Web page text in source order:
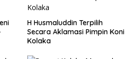
H Husmaluddin Terpilih
Secara Aklamasi Pimpin Koni
Kolaka